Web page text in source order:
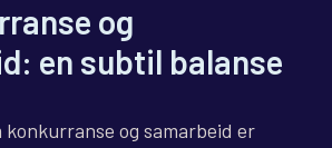
og
en subtil balanse
konkurranse og samarbeid er